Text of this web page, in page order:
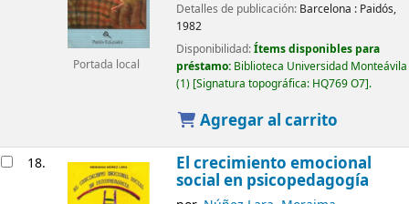
Portada local
Detalles de publicación: Barcelona : Paidós,
1982
Disponibilidad:Ítems disponibles para
préstamo: Biblioteca Universidad Monteávila
(1) Signatura topográfica: HQ769 O7 .
Agregar al carrito
18. El crecimiento emocional
social en psicopedagogía